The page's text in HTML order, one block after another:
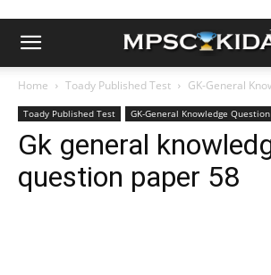
Home Toady Published Test GK-General
Toady Published Test GK-General Knowledge
Gk general
question paper 58